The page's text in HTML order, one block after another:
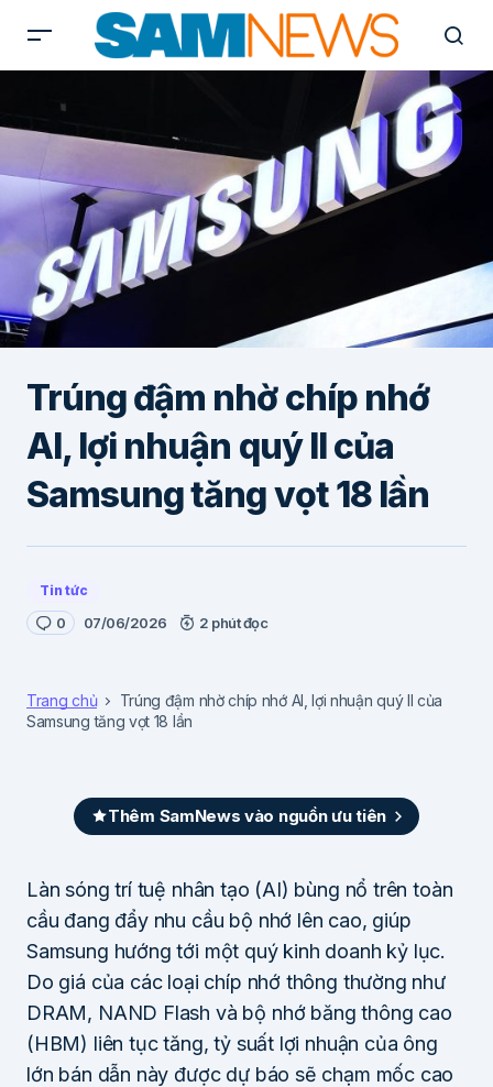
Trúng đậm nhờ chíp nhớ
AI, lợi nhuận quý II của
Samsung tăng vọt 18 lần
Tin tức
0 07/06/2026 2 phút đọc
Trang chủ
Trúng đậm nhờ chíp nhớ AI, lợi nhuận quý II của
Samsung tăng vọt 18 lần
Thêm SamNews vào nguồn ưu tiên
Làn sóng trí tuệ nhân tạo (AI) bùng nổ trên toàn
cầu đang đẩy nhu cầu bộ nhớ lên cao, giúp
Samsung hướng tới một quý kinh doanh kỷ lục.
Do giá của các loại chíp nhớ thông thường như
DRAM, NAND Flash và bộ nhớ băng thông cao
(HBM) liên tục tăng, tỷ suất lợi nhuận của ông
lớn bán dẫn này được dự báo sẽ chạm mốc cao